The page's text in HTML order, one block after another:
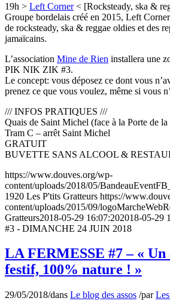
19h > Left Corner< [Rocksteady, ska &
Groupe bordelais créé en 2015, Left
de rocksteady, ska & reggae oldies et des
jamaïcains​.
L’association Mine de Rien installera une
PIK NIK ZIK #3.
Le concept: vous déposez ce dont vous
prenez ce que vous voulez, même si vous
/// INFOS PRATIQUES ///
Quais de Saint Michel (face à la Porte de
Tram C – arrêt Saint Michel
GRATUIT
BUVETTE SANS ALCOOL &
https://www.douves.org/wp-
content/uploads/2018/05/
1920 Les P'tits Gratteurs https://
content/uploads/2015/09/
Gratteurs2018-05-29 16:07:202018-05-29
#3 - DIMANCHE 24 JUIN 2018
LA FERMESSE #7 – «
festif, 100% nature ! »
29/05/2018/dans Le blog des assos /par